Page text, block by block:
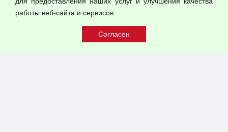
© 2026 ООО "Феникс"
работы веб-сайта и сервисов.